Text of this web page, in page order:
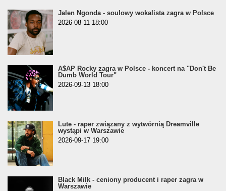
Jalen Ngonda - soulowy wokalista zagra w Polsce
2026-08-11 18:00
A$AP Rocky zagra w Polsce - koncert na "Don't Be
Dumb World Tour"
2026-09-13 18:00
Lute - raper związany z wytwórnią Dreamville
wystąpi w Warszawie
2026-09-17 19:00
Black Milk - ceniony producent i raper zagra w
Warszawie